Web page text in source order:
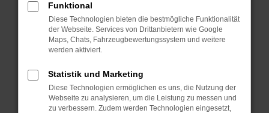
Das kann manchmal helfen, vorübergehende
Probleme zu beheben.
Stelle sicher, dass dein Browser und dein
Betriebssystem auf dem neuesten Stand sind.
Sicherheitsrisiko, sondern kann auch dazu führen,
dass bestimmte Funktionen nicht mehr
unterstützt werden.
Funktional
Diese Technologien bieten die bestmögliche Funktionalität
der Webseite. Services von Drittanbietern wie Google
Maps, Chats, Fahrzeugbewertungssystem und weitere
werden aktiviert.
Statistik und Marketing
Diese Technologien ermöglichen es uns, die Nutzung der
Webseite zu analysieren, um die Leistung zu messen und
zu verbessern. Zudem werden Technologien eingesetzt,